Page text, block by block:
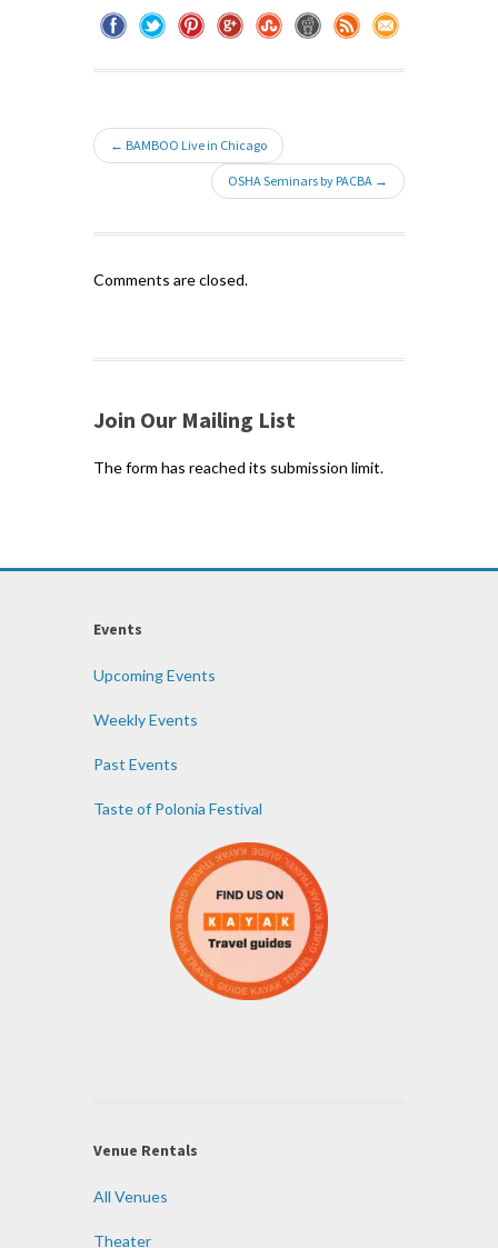
← BAMBOO Live in Chicago
OSHA Seminars by PACBA →
Comments are closed.
Join Our Mailing List
The form has reached its submission limit.
Events
Upcoming Events
Weekly Events
Past Events
Taste of Polonia Festival
Venue Rentals
All Venues
Theater